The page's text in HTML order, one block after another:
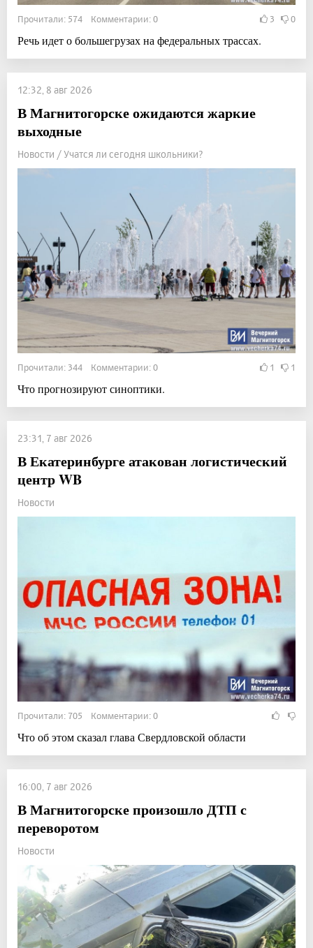
Прочитали: 574 Комментарии: 0 3 0
Речь идет о большегрузах на федеральных трассах.
12:32, 8 авг 2026
В Магнитогорске ожидаются жаркие
выходные
Новости / Учатся ли сегодня школьники?
Прочитали: 344 Комментарии: 0 1 1
Что прогнозируют синоптики.
23:31, 7 авг 2026
В Екатеринбурге атакован логистический
центр WB
Новости
Прочитали: 705 Комментарии: 0
Что об этом сказал глава Свердловской области
16:00, 7 авг 2026
В Магнитогорске произошло ДТП с
переворотом
Новости